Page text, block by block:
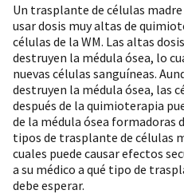
Un trasplante de células
usar dosis muy altas de
células de la WM. Las altas
destruyen la médula ósea, lo
nuevas células sanguíneas.
destruyen la médula ósea, las
después de la quimioterapia
de la médula ósea formadoras
tipos de trasplante de células
cuales puede causar efectos
a su médico a qué tipo de
debe esperar.